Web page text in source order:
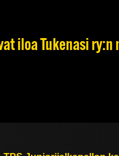
iloa Tukenasi